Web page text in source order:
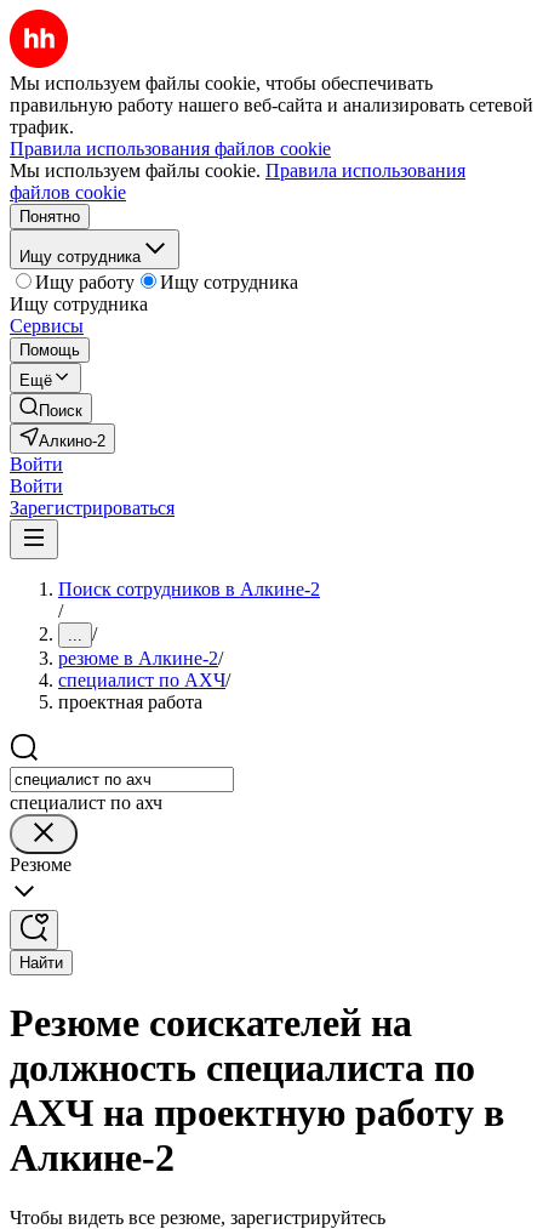
Мы используем файлы cookie, чтобы обеспечивать
правильную работу нашего веб-сайта и анализировать сетевой
трафик.
Правила использования файлов cookie
Мы используем файлы cookie. Правила использования
файлов cookie
Понятно
Ищу сотрудника
Ищу работу
Ищу сотрудника
Ищу сотрудника
Сервисы
Помощь
Ещё
Поиск
Алкино-2
Войти
Войти
Зарегистрироваться
Поиск сотрудников в Алкине-2
/
... /
резюме в Алкине-2/
специалист по АХЧ/
проектная работа
специалист по ахч
Резюме
Найти
Резюме соискателей на
должность специалиста по
АХЧ на проектную работу в
Алкине-2
Чтобы видеть все резюме, зарегистрируйтесь